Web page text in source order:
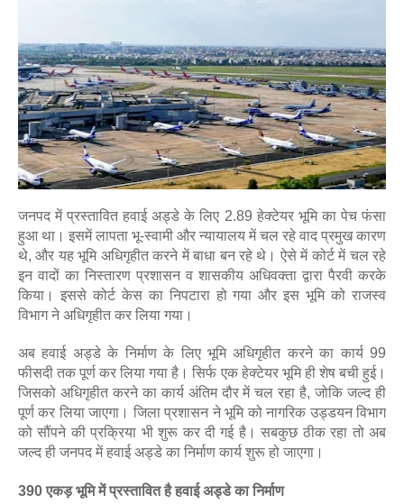
जनपद में प्रस्तावित हवाई अड्डे के लिए 2.89 हेक्टेयर भूमि का पेच फंसा
हुआ था। इसमें लापता भू-स्वामी और न्यायालय में चल रहे वाद प्रमुख कारण
थे, और यह भूमि अधिगृहीत करने में बाधा बन रहे थे। ऐसे में कोर्ट में चल रहे
इन वादों का निस्तारण प्रशासन व शासकीय अधिवक्ता द्वारा पैरवी करके
किया। इससे कोर्ट केस का निपटारा हो गया और इस भूमि को राजस्व
विभाग ने अधिगृहीत कर लिया गया।
अब हवाई अड्डे के निर्माण के लिए भूमि अधिगृहीत करने का कार्य 99
फीसदी तक पूर्ण कर लिया गया है। सिर्फ एक हेक्टेयर भूमि ही शेष बची हुई।
जिसको अधिगृहीत करने का कार्य अंतिम दौर में चल रहा है, जोकि जल्द ही
पूर्ण कर लिया जाएगा। जिला प्रशासन ने भूमि को नागरिक उड्डयन विभाग
को सौंपने की प्रक्रिया भी शुरू कर दी गई है। सबकुछ ठीक रहा तो अब
जल्द ही जनपद में हवाई अड्डे का निर्माण कार्य शुरू हो जाएगा।
390 एकड़ भूमि में प्रस्तावित है हवाई अड्डे का निर्माण